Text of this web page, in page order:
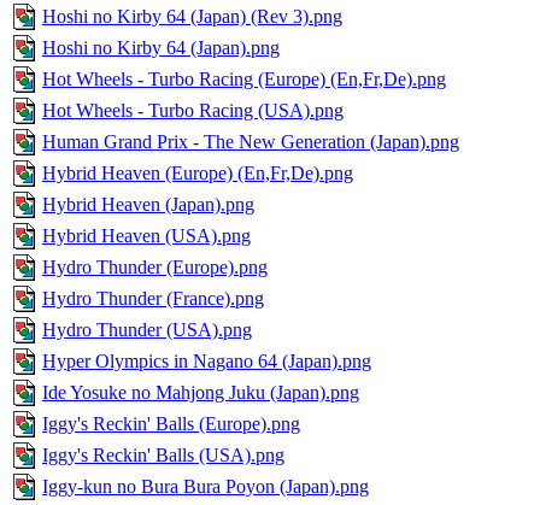
Hoshi no Kirby 64 (Japan) (Rev 3).png
Hoshi no Kirby 64 (Japan).png
Hot Wheels - Turbo Racing (Europe) (En,Fr,De).png
Hot Wheels - Turbo Racing (USA).png
Human Grand Prix - The New Generation (Japan).png
Hybrid Heaven (Europe) (En,Fr,De).png
Hybrid Heaven (Japan).png
Hybrid Heaven (USA).png
Hydro Thunder (Europe).png
Hydro Thunder (France).png
Hydro Thunder (USA).png
Hyper Olympics in Nagano 64 (Japan).png
Ide Yosuke no Mahjong Juku (Japan).png
Iggy's Reckin' Balls (Europe).png
Iggy's Reckin' Balls (USA).png
Iggy-kun no Bura Bura Poyon (Japan).png